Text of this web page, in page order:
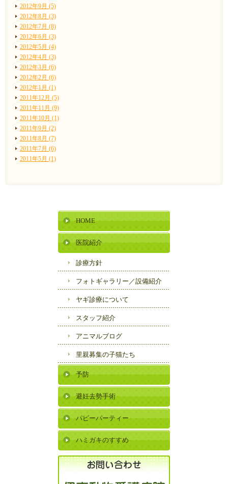
2012年9月 (5)
2012年8月 (3)
2012年7月 (8)
2012年6月 (3)
2012年5月 (4)
2012年4月 (3)
2012年3月 (6)
2012年2月 (6)
2012年1月 (1)
2011年12月 (5)
2011年11月 (9)
2011年10月 (1)
2011年9月 (2)
2011年8月 (7)
2011年7月 (6)
2011年5月 (1)
HOME
医院紹介
診療方針
フォトギャラリー／設備紹介
ヤギ診療について
スタッフ紹介
アニマルブログ
里親募集の子猫たち
予防
避妊去勢手術
パピーパーティー
ハミガキのすすめ